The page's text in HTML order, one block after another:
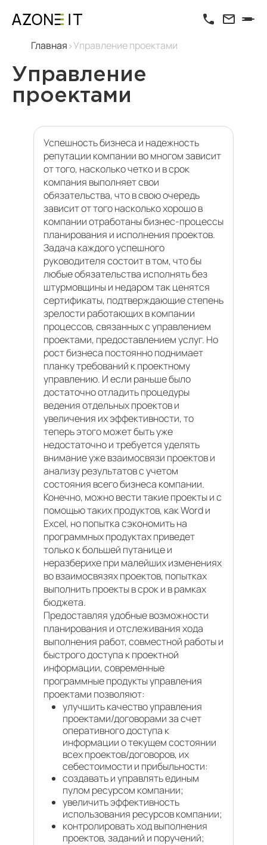
Главная Управление проектами
Управление
проектами
Успешность бизнеса и надежность
репутации компании во многом зависит
от того, насколько четко и в срок
компания выполняет свои
обязательства, что в свою очередь
зависит от того насколько хорошо в
компании отработаны бизнес-процессы
планирования и исполнения проектов.
Задача каждого успешного
руководителя состоит в том, что бы
любые обязательства исполнять без
штурмовщины и недаром так ценятся
сертификаты, подтверждающие степень
зрелости работающих в компании
процессов, связанных с управлением
проектами, предоставлением услуг. Но
рост бизнеса постоянно поднимает
планку требований к проектному
управлению. И если раньше было
достаточно отладить процедуры
ведения отдельных проектов и
увеличения их эффективности, то
теперь этого может быть уже
недостаточно и требуется уделять
внимание уже взаимосвязи проектов и
анализу результатов с учетом
состояния всего бизнеса компании.
Конечно, можно вести такие проекты и с
помощью таких продуктов, как Word и
Excel, но попытка сэкономить на
программных продуктах приведет
только к большей путанице и
неразберихе при малейших изменениях
во взаимосвязях проектов, попытках
выполнить проекты в срок и в рамках
бюджета.
Предоставляя удобные возможности
планирования и отслеживания хода
выполнения работ, совместной работы и
быстрого доступа к проектной
информации, современные
программные продукты управления
проектами позволяют:
улучшить качество управления
проектами/договорами за счет
оперативного доступа к
информации о текущем состоянии
всех проектов/договоров, их
себестоимости и прибыльности:
создавать и управлять единым
пулом ресурсом компании;
увеличить эффективность
использования ресурсов компании;
контролировать ход выполнения
проектов, заданий и поручений;